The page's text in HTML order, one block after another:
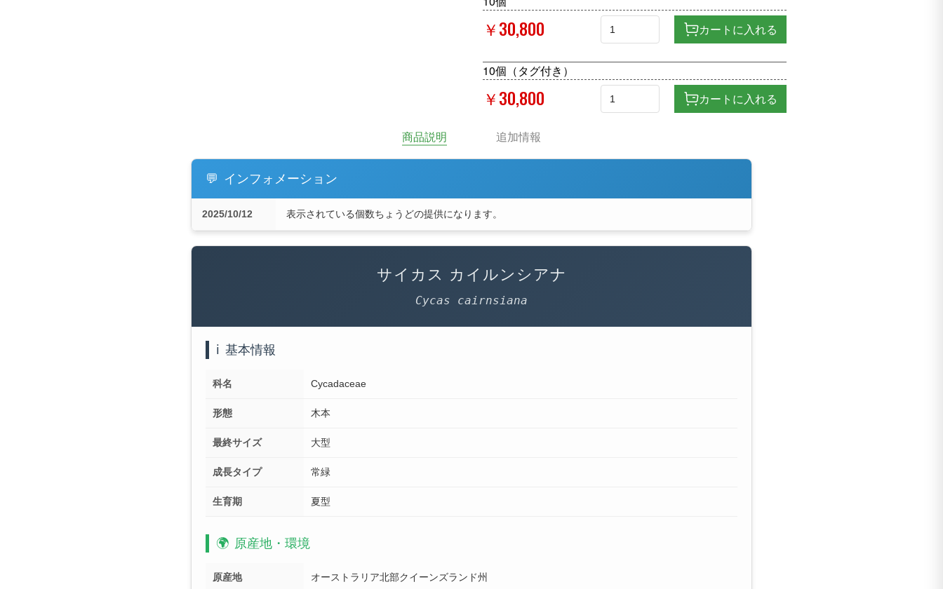
￥30,800 カートに入れる
10個（タグ付き）
￥30,800 カートに入れる
商品説明 追加情報
💬 インフォメーション
2025/10/12 表示されている個数ちょうどの提供になります。
サイカス カイルンシアナ
Cycas cairnsiana
ℹ️ 基本情報
科名 Cycadaceae
形態 木本
最終サイズ 大型
成長タイプ 常緑
生育期 夏型
🌍 原産地・環境
原産地 オーストラリア北部クイーンズランド州